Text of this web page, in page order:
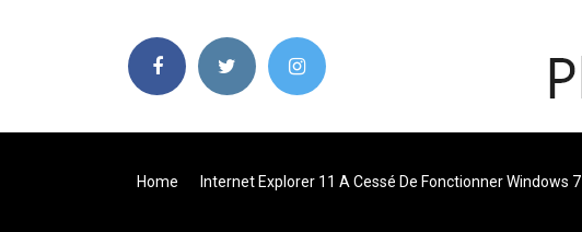
Home Internet Explorer 11 A Cessé De Fonctionner Windows 7